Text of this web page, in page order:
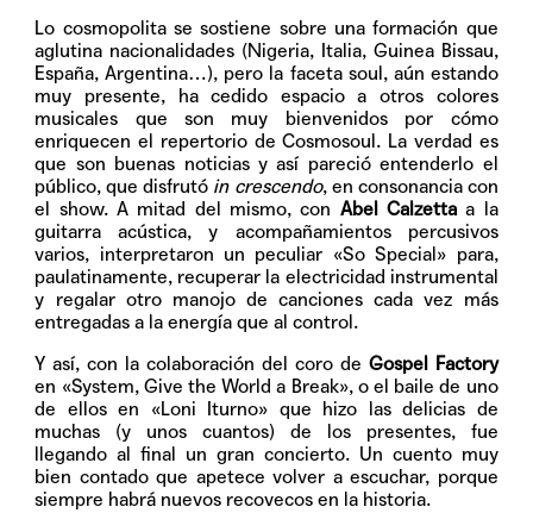
Lo cosmopolita se sostiene sobre una formación que
aglutina nacionalidades (Nigeria, Italia, Guinea Bissau,
España, Argentina…), pero la faceta soul, aún estando
muy presente, ha cedido espacio a otros colores
musicales que son muy bienvenidos por cómo
enriquecen el repertorio de Cosmosoul. La verdad es
que son buenas noticias y así pareció entenderlo el
público, que disfrutó in crescendo, en consonancia con
el show. A mitad del mismo, con Abel Calzettaa la
guitarra acústica, y acompañamientos percusivos
varios, interpretaron un peculiar «So Special» para,
paulatinamente, recuperar la electricidad instrumental
y regalar otro manojo de canciones cada vez más
entregadas a la energía que al control.
Y así, con la colaboración del coro de Gospel Factory
en «System, Give the World a Break», o el baile de uno
de ellos en «Loni Iturno» que hizo las delicias de
muchas (y unos cuantos) de los presentes, fue
llegando al final un gran concierto. Un cuento muy
bien contado que apetece volver a escuchar, porque
siempre habrá nuevos recovecos en la historia.